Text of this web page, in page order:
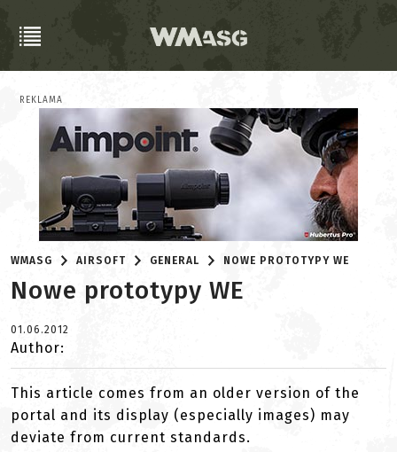
REKLAMA
WMASG AIRSOFT GENERAL NOWE PROTOTYPY WE
Nowe prototypy WE
01.06.2012
Author:
This article comes from an older version of the
portal and its display (especially images) may
deviate from current standards.